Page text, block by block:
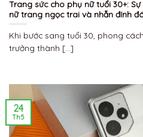
Trang sức cho phụ nữ tuổi 30+:
nữ trang ngọc trai và nhẫn đính
Khi bước sang tuổi 30, phong
trưởng thành [...]
24
Th5